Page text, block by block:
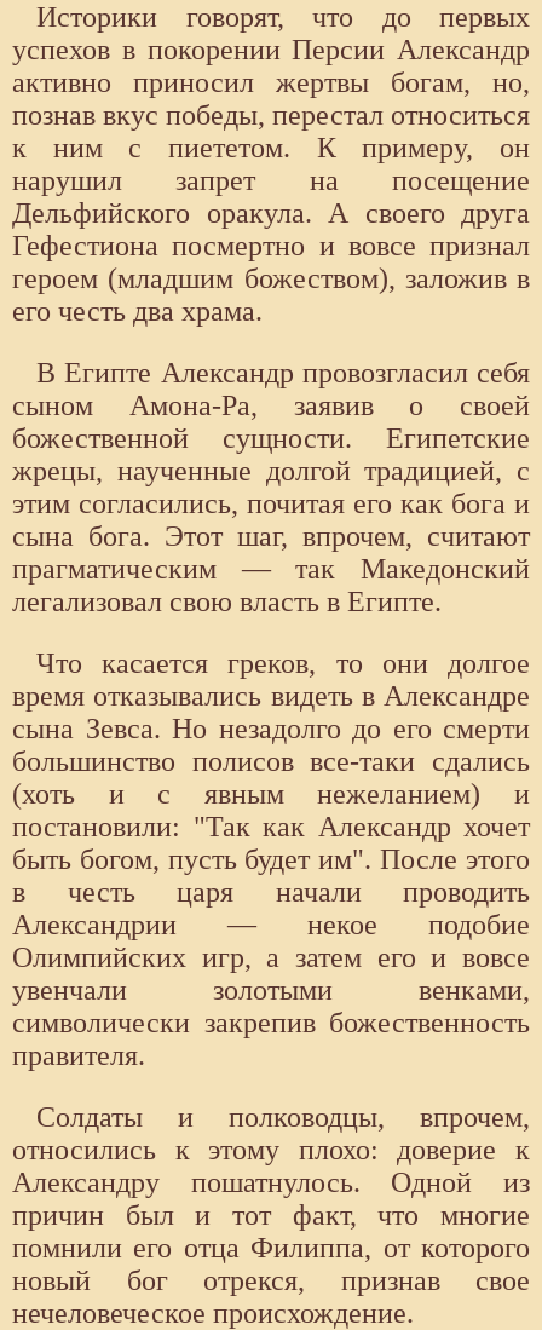
Историки говорят, что до первых
успехов в покорении Персии Александр
активно приносил жертвы богам, но,
познав вкус победы, перестал относиться
к ним с пиететом. К примеру, он
нарушил запрет на посещение
Дельфийского оракула. А своего друга
Гефестиона посмертно и вовсе признал
героем (младшим божеством), заложив в
его честь два храма.
В Египте Александр провозгласил себя
сыном Амона-Ра, заявив о своей
божественной сущности. Египетские
жрецы, наученные долгой традицией, с
этим согласились, почитая его как бога и
сына бога. Этот шаг, впрочем, считают
прагматическим — так Македонский
легализовал свою власть в Египте.
Что касается греков, то они долгое
время отказывались видеть в Александре
сына Зевса. Но незадолго до его смерти
большинство полисов все-таки сдались
(хоть и с явным нежеланием) и
постановили: "Так как Александр хочет
быть богом, пусть будет им". После этого
в честь царя начали проводить
Александрии — некое подобие
Олимпийских игр, а затем его и вовсе
увенчали золотыми венками,
символически закрепив божественность
правителя.
Солдаты и полководцы, впрочем,
относились к этому плохо: доверие к
Александру пошатнулось. Одной из
причин был и тот факт, что многие
помнили его отца Филиппа, от которого
новый бог отрекся, признав свое
нечеловеческое происхождение.